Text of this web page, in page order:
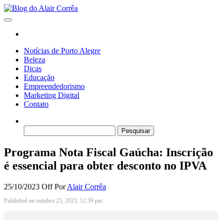
Skip
to
content
Notícias de Porto Alegre
Beleza
Dicas
Educação
Empreendedorismo
Marketing Digital
Contato
por:
Programa Nota Fiscal Gaúcha: Inscrição
é essencial para obter desconto no IPVA
25/10/2023 OffPor Alair Corrêa
Published on outubro 25, 2023, 12:39 pm